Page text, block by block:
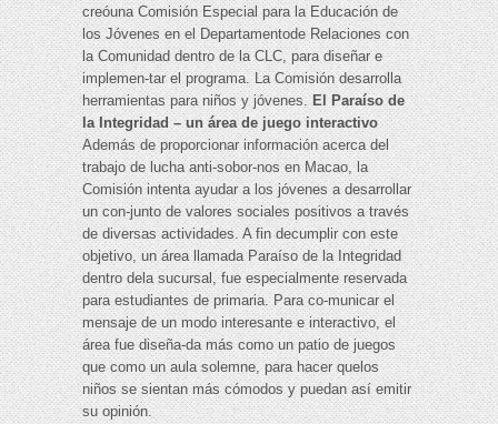
creóuna Comisión Especial para la Educación de
los Jóvenes en el Departamentode Relaciones con
la Comunidad dentro de la CLC, para diseñar e
implemen-tar el programa. La Comisión desarrolla
herramientas para niños y jóvenes.El Paraíso de
la Integridad – un área de juego interactivo
Además de proporcionar información acerca del
trabajo de lucha anti-sobor-nos en Macao, la
Comisión intenta ayudar a los jóvenes a desarrollar
un con-junto de valores sociales positivos a través
de diversas actividades. A fin decumplir con este
objetivo, un área llamada Paraíso de la Integridad
dentro dela sucursal, fue especialmente reservada
para estudiantes de primaria. Para co-municar el
mensaje de un modo interesante e interactivo, el
área fue diseña-da más como un patio de juegos
que como un aula solemne, para hacer quelos
niños se sientan más cómodos y puedan así emitir
su opinión.